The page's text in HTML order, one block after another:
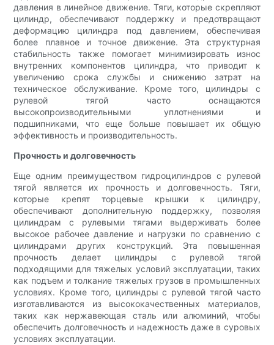
давления в линейное движение. Тяги, которые скрепляют
цилиндр, обеспечивают поддержку и предотвращают
деформацию цилиндра под давлением, обеспечивая
более плавное и точное движение. Эта структурная
стабильность также помогает минимизировать износ
внутренних компонентов цилиндра, что приводит к
увеличению срока службы и снижению затрат на
техническое обслуживание. Кроме того, цилиндры с
рулевой тягой часто оснащаются
высокопроизводительными уплотнениями и
подшипниками, что еще больше повышает их общую
эффективность и производительность.
Прочность и долговечность
Еще одним преимуществом гидроцилиндров с рулевой
тягой является их прочность и долговечность. Тяги,
которые крепят торцевые крышки к цилиндру,
обеспечивают дополнительную поддержку, позволяя
цилиндрам с рулевыми тягами выдерживать более
высокое рабочее давление и нагрузки по сравнению с
цилиндрами других конструкций. Эта повышенная
прочность делает цилиндры с рулевой тягой
подходящими для тяжелых условий эксплуатации, таких
как подъем и толкание тяжелых грузов в промышленных
условиях. Кроме того, цилиндры с рулевой тягой часто
изготавливаются из высококачественных материалов,
таких как нержавеющая сталь или алюминий, чтобы
обеспечить долговечность и надежность даже в суровых
условиях эксплуатации.